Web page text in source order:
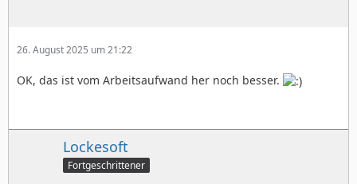
26. August 2025 um 21:22
OK, das ist vom Arbeitsaufwand her noch besser.
Lockesoft
Fortgeschrittener